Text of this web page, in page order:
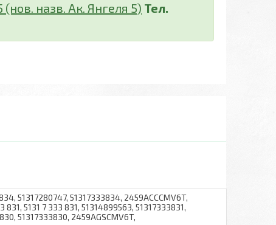
назв. Ак. Янгеля 5) Тел.
51317280747, 51317333834, 2459ACCCMV6T,
831, 5131 7 333 831, 51314899563, 51317333831,
51317333830, 2459AGSCMV6T,